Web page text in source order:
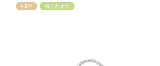
NEW 残りわずか